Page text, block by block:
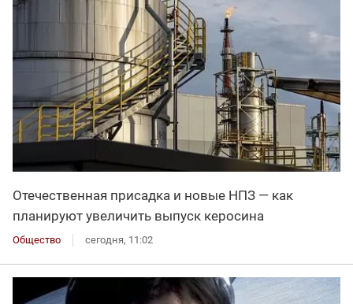
Отечественная присадка и новые НПЗ — как
планируют увеличить выпуск керосина
Общество сегодня, 11:02